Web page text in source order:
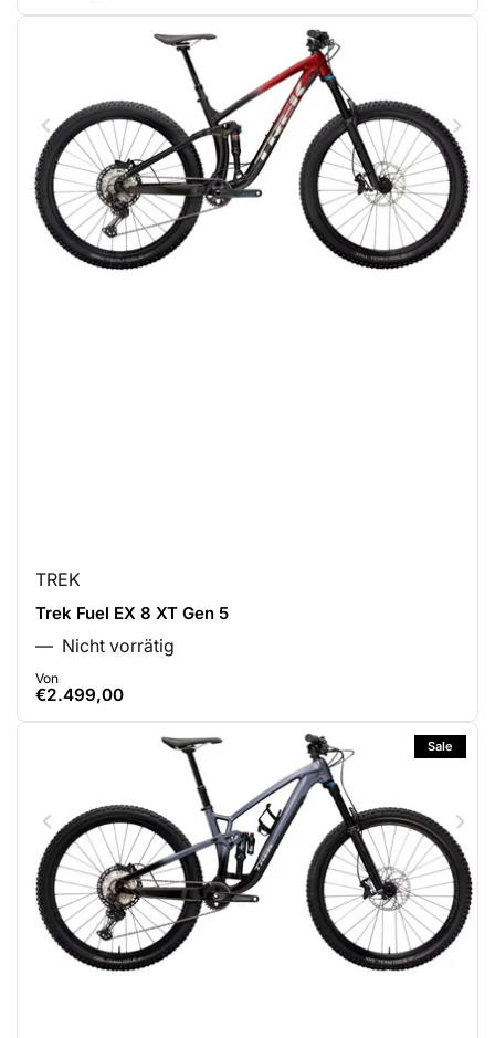
TREK
Trek Fuel EX 8 XT Gen 5
Nicht vorrätig
Normaler
Preis
Von
€2.499,00
Sale